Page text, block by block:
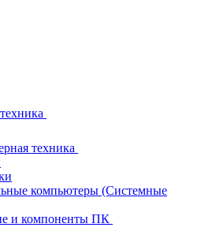
техника
компьютеры (Системные
и компоненты ПК